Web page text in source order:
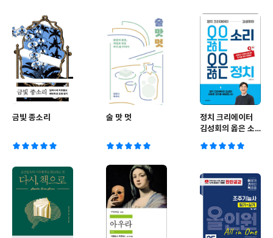
금빛 종소리 술 맛 멋
정치 크리에이터
김성회의 옳은 소